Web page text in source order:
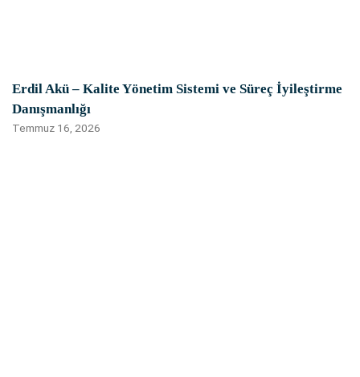
Erdil Akü – Kalite Yönetim Sistemi ve Süreç İyileştirme
Danışmanlığı
Temmuz 16, 2026